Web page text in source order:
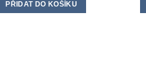
PŘIDAT DO KOŠÍKU